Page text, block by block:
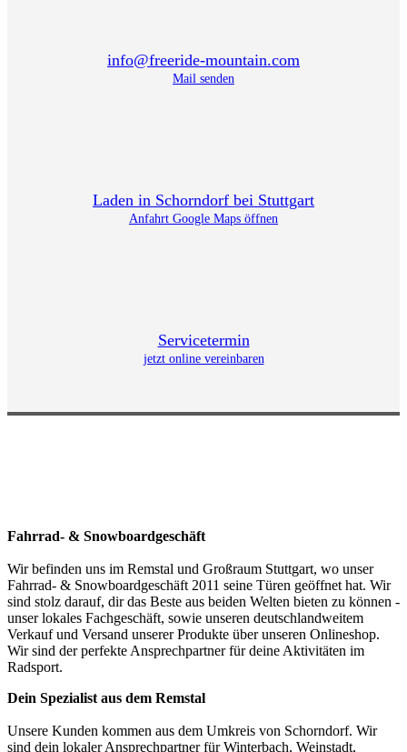
info@freeride-mountain.com
Mail senden
Laden in Schorndorf bei Stuttgart
Anfahrt Google Maps öffnen
Servicetermin
jetzt online vereinbaren
Fahrrad- & Snowboardgeschäft
Wir befinden uns im Remstal und Großraum Stuttgart, wo unser
Fahrrad- & Snowboardgeschäft 2011 seine Türen geöffnet hat. Wir
sind stolz darauf, dir das Beste aus beiden Welten bieten zu können -
unser lokales Fachgeschäft, sowie unseren deutschlandweitem
Verkauf und Versand unserer Produkte über unseren Onlineshop.
Wir sind der perfekte Ansprechpartner für deine Aktivitäten im
Radsport.
Dein Spezialist aus dem Remstal
Unsere Kunden kommen aus dem Umkreis von Schorndorf. Wir
sind dein lokaler Ansprechpartner für Winterbach, Weinstadt,